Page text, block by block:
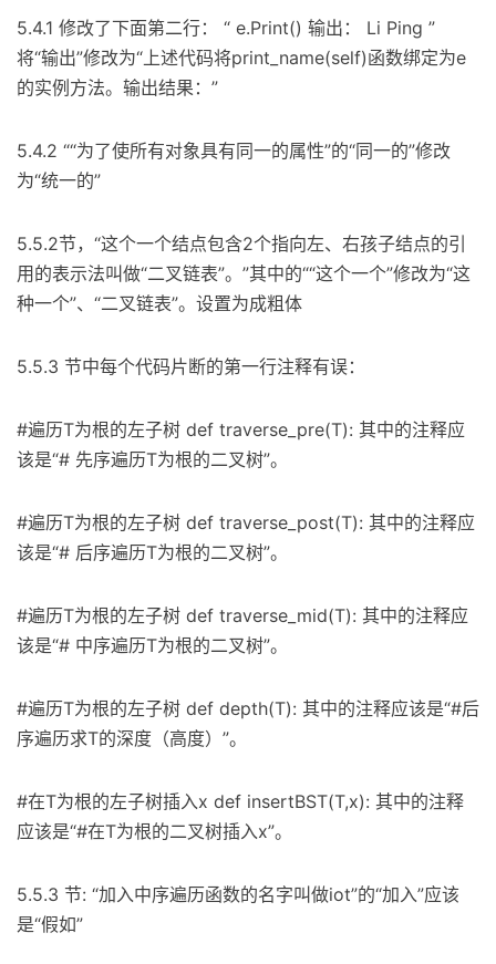
5.4.1 修改了下面第二行： “ e.Print() 输出： Li Ping ”
将“输出”修改为“上述代码将print_name(self)函数绑定为e
的实例方法。输出结果：”
5.4.2 ““为了使所有对象具有同一的属性”的“同一的”修改
为“统一的”
5.5.2节，“这个一个结点包含2个指向左、右孩子结点的引
用的表示法叫做“二叉链表”。”其中的““这个一个”修改为“这
种一个”、“二叉链表”。设置为成粗体
5.5.3 节中每个代码片断的第一行注释有误：
#遍历T为根的左子树 def traverse_pre(T): 其中的注释应
该是“# 先序遍历T为根的二叉树”。
#遍历T为根的左子树 def traverse_post(T): 其中的注释应
该是“# 后序遍历T为根的二叉树”。
#遍历T为根的左子树 def traverse_mid(T): 其中的注释应
该是“# 中序遍历T为根的二叉树”。
#遍历T为根的左子树 def depth(T): 其中的注释应该是“#后
序遍历求T的深度（高度）”。
#在T为根的左子树插入x def insertBST(T,x): 其中的注释
应该是“#在T为根的二叉树插入x”。
5.5.3 节: “加入中序遍历函数的名字叫做iot”的“加入”应该
是“假如”